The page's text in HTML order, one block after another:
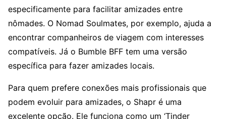
especificamente para facilitar amizades entre
nômades. O Nomad Soulmates, por exemplo, ajuda a
encontrar companheiros de viagem com interesses
compatíveis. Já o Bumble BFF tem uma versão
específica para fazer amizades locais.
Para quem prefere conexões mais profissionais que
podem evoluir para amizades, o Shapr é uma
excelente opção. Ele funciona como um ‘Tinder